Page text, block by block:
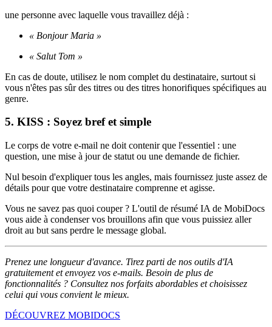
une personne avec laquelle vous travaillez déjà :
« Bonjour Maria »
« Salut Tom »
En cas de doute, utilisez le nom complet du destinataire, surtout si
vous n'êtes pas sûr des titres ou des titres honorifiques spécifiques au
genre.
5. KISS : Soyez bref et simple
Le corps de votre e-mail ne doit contenir que l'essentiel : une
question, une mise à jour de statut ou une demande de fichier.
Nul besoin d'expliquer tous les angles, mais fournissez juste assez de
détails pour que votre destinataire comprenne et agisse.
Vous ne savez pas quoi couper ? L'outil de résumé IA de MobiDocs
vous aide à condenser vos brouillons afin que vous puissiez aller
droit au but sans perdre le message global.
Prenez une longueur d'avance. Tirez parti de nos outils d'IA
gratuitement et envoyez vos e-mails. Besoin de plus de
fonctionnalités ? Consultez nos forfaits abordables et choisissez
celui qui vous convient le mieux.
DÉCOUVREZ MOBIDOCS